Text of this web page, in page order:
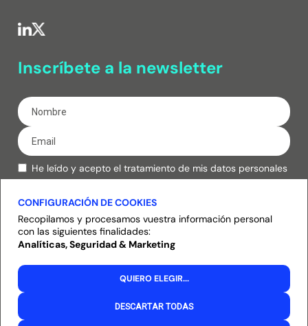
Inscríbete a la newsletter
He leído y acepto el tratamiento de mis datos personales
Política de privacidad
Aviso legal
CONFIGURACIÓN DE COOKIES
Recopilamos y procesamos vuestra información personal
con las siguientes finalidades:
Analíticas, Seguridad & Marketing
QUIERO ELEGIR...
DESCARTAR TODAS